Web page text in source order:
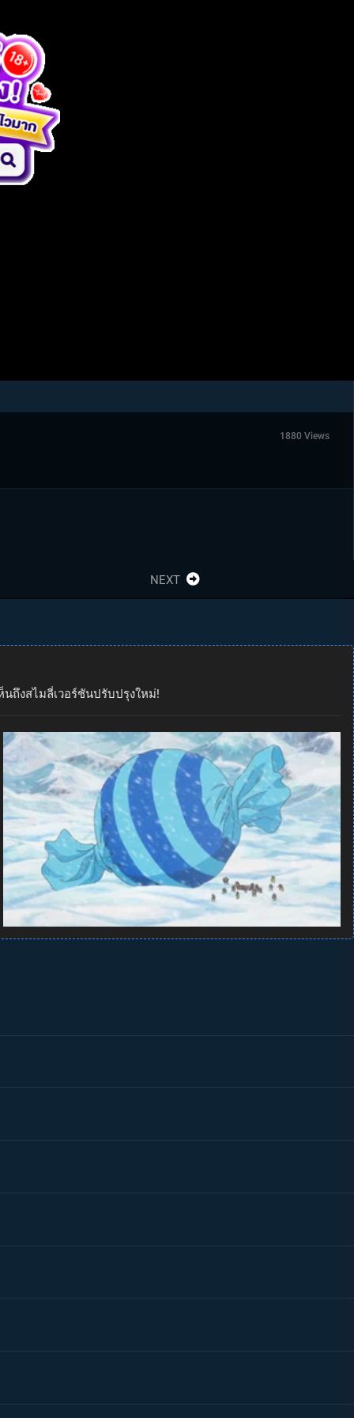
1880 Views
NEXT
ถึงสไมลี่เวอร์ชันปรับปรุงใหม่!